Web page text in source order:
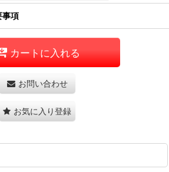
事項
カートに入れる
お問い合わせ
お気に入り登録